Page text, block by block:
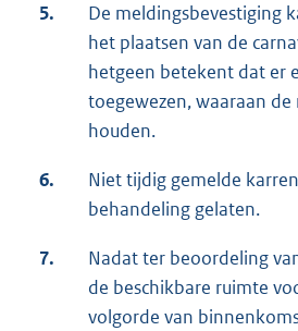
5.
De meldingsbevestiging
het plaatsen van de
hetgeen betekent dat er
toegewezen, waaraan
houden.
6.
Niet tijdig gemelde
behandeling gelaten.
7.
Nadat ter beoordeling
de beschikbare ruimte
volgorde van